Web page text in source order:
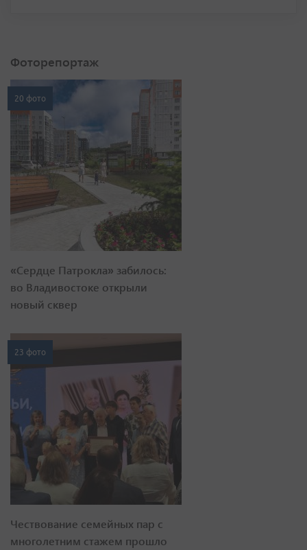
Фоторепортаж
20 фото
«Сердце Патрокла» забилось:
во Владивостоке открыли
новый сквер
23 фото
Чествование семейных пар с
многолетним стажем прошло